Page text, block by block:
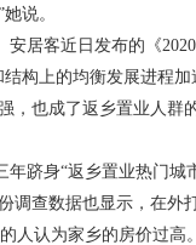
说。
居客近日发布的《
构上的均衡发展进程
，也成了返乡置业人群
跻身“返乡置业热门
调查数据也显示，在外
人认为家乡的房价过高